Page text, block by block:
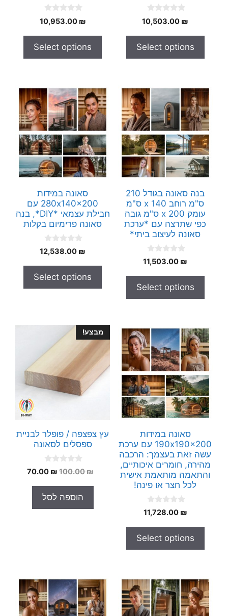
0
o
o
5
10,503.00 ₪
Select options
0
o
o
5
10,953.00 ₪
Select options
בנה סאונה בגודל 210
ס"מ רוחב x 140 ס"מ
עומק x 200 ס"מ גובה
כפי שתרצה עם *ערכת
סאונה לעיצוב ביתי*
0
o
o
11,503.00 ₪
Select options
סאונה במידות
280x140x200 עם
חבילת עצמאי *DIY*, בנה
סאונה פרימיום בקלות
0
o
o
12,538.00 ₪
Select options
סאונה במידות
190x190x200 עם ערכת
עשה זאת בעצמך: הרכבה
מהירה, חומרים איכותיים,
והתאמה מותאמת אישית
לכל חצר או פינה!
0
o
o
5
11,728.00 ₪
Select options
מבצע!
עץ צפצפה / פופלר לבניית
ספסלים לסאונה
0
o
o
5
100.00₪
המחיר
היה:
100.00 ₪.
70.00 ₪
המחיר
הוספה לסל